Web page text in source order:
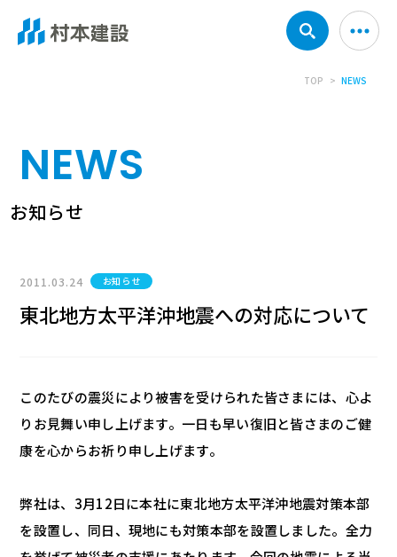
TOP NEWS
NEWS
お知らせ
2011.03.24 お知らせ
東北地方太平洋沖地震への対応について
このたびの震災により被害を受けられた皆さまには、心よ
りお見舞い申し上げます。一日も早い復旧と皆さまのご健
康を心からお祈り申し上げます。
弊社は、3月12日に本社に東北地方太平洋沖地震対策本部
を設置し、同日、現地にも対策本部を設置しました。全力